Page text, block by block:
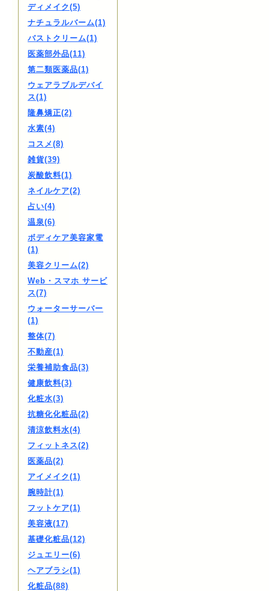
ディメイク(5)
ナチュラルバーム(1)
バストクリーム(1)
医薬部外品(11)
第二類医薬品(1)
ウェアラブルデバイ
ス(1)
隆鼻矯正(2)
水素(4)
コスメ(8)
雑貨(39)
炭酸飲料(1)
ネイルケア(2)
占い(4)
温泉(6)
ボディケア美容家電
(1)
美容クリーム(2)
Web・スマホ サービ
ス(7)
ウォーターサーバー
(1)
整体(7)
不動産(1)
栄養補助食品(3)
健康飲料(3)
化粧水(3)
抗糖化化粧品(2)
清涼飲料水(4)
フィットネス(2)
医薬品(2)
アイメイク(1)
腕時計(1)
フットケア(1)
美容液(17)
基礎化粧品(12)
ジュエリー(6)
ヘアブラシ(1)
化粧品(88)